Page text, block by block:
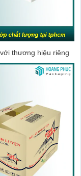
thương hiệu riêng